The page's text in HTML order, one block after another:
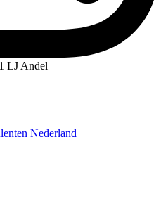
LJ Andel
Nederland